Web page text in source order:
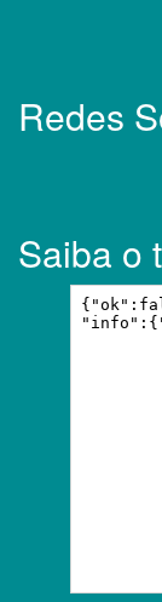
Redes
Saiba o